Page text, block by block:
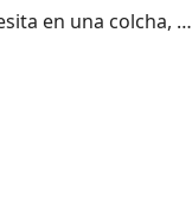
en una colcha, …